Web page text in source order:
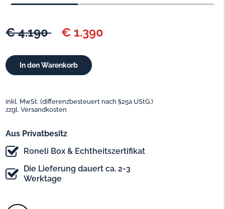
€ 4.190 € 1.390
inkl. MwSt. (differenzbesteuert nach §25a UStG.)
zzgl. Versandkosten
Aus Privatbesitz
Roneli Box & Echtheitszertifikat
Die Lieferung dauert ca. 2-3
Werktage